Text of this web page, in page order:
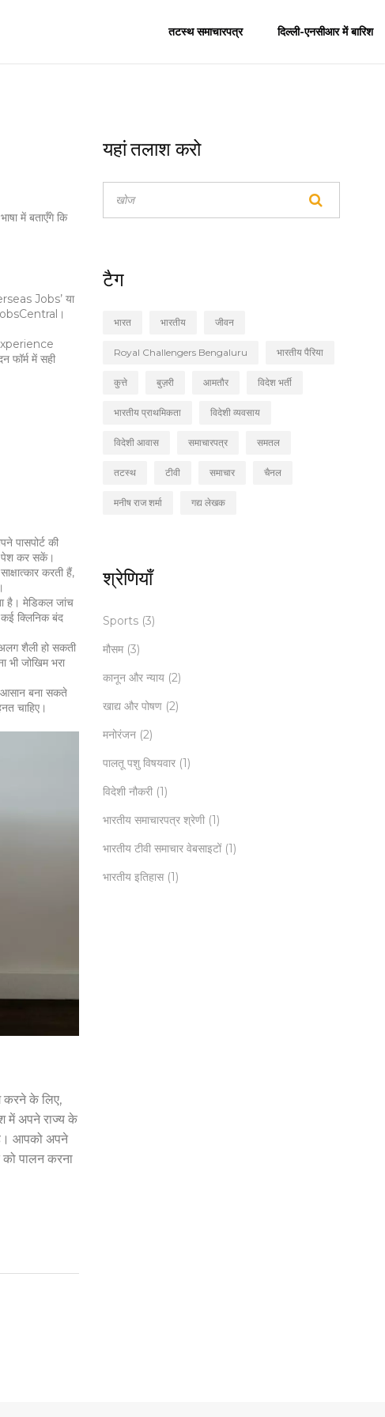
तटस्थ समाचारपत्र दिल्ली-एनसीआर में बारिश
में बताएँगे कि
Jobs’ या
में सही
पासपोर्ट की
पेश कर सकें।
करती हैं,
है। मेडिकल जांच
कई क्लिनिक बंद
शैली हो सकती
भी जोखिम भरा
आसान बना सकते
चाहिए।
करने के लिए,
में अपने राज्य के
है। आपको अपने
को पालन करना
यहां तलाश करो
टैग
भारत भारतीय जीवन
Royal Challengers Bengaluru भारतीय पैरिया
कुत्ते बुज़री आमतौर विदेश भर्ती
भारतीय प्राथमिकता विदेशी व्यवसाय
विदेशी आवास समाचारपत्र समतल
तटस्थ टीवी समाचार चैनल
मनीष राज शर्मा गद्य लेखक
श्रेणियाँ
Sports (3)
मौसम (3)
कानून और न्याय (2)
खाद्य और पोषण (2)
मनोरंजन (2)
पालतू पशु विषयवार (1)
विदेशी नौकरी (1)
भारतीय समाचारपत्र श्रेणी (1)
भारतीय टीवी समाचार वेबसाइटों (1)
भारतीय इतिहास (1)